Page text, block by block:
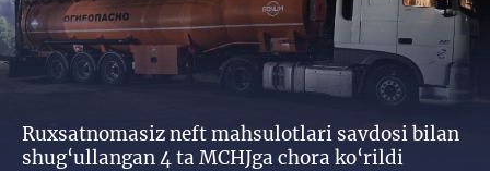
Ruxsatnomasiz neft mahsulotlari savdosi bilan
shug‘ullangan 4 ta MCHJga chora ko‘rildi